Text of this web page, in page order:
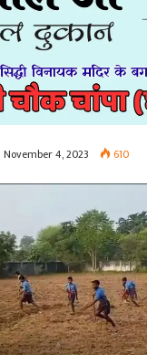
November 4, 2023 610